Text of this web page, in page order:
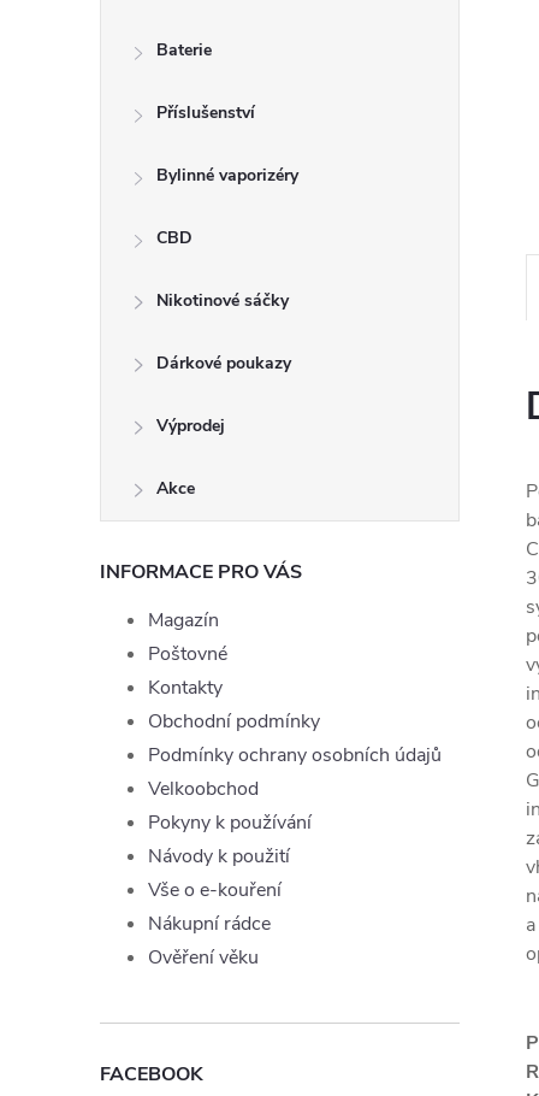
Baterie
Příslušenství
Bylinné vaporizéry
CBD
Nikotinové sáčky
Dárkové poukazy
Výprodej
Akce
INFORMACE PRO VÁS
Magazín
Poštovné
Kontakty
Obchodní podmínky
Podmínky ochrany osobních údajů
Velkoobchod
Pokyny k používání
Návody k použití
Vše o e-kouření
Nákupní rádce
Ověření věku
FACEBOOK